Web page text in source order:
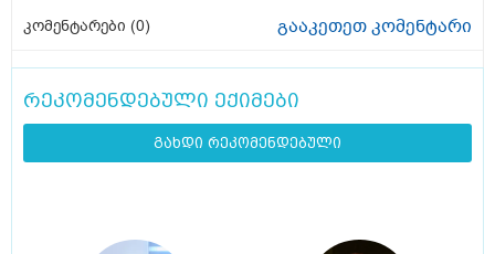
კომენტარები (0) გააკეთეთ კომენტარი
რეკომენდებული ექიმები
გახდი რეკომენდებული